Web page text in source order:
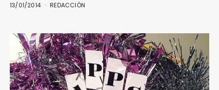
13/01/2014 REDACCIÓN